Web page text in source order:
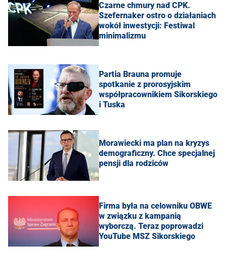
Czarne chmury nad CPK.
Szefernaker ostro o działaniach
wokół inwestycji: Festiwal
minimalizmu
Partia Brauna promuje
spotkanie z prorosyjskim
współpracownikiem Sikorskiego
i Tuska
Morawiecki ma plan na kryzys
demograficzny. Chce specjalnej
pensji dla rodziców
Firma była na celowniku OBWE
w związku z kampanią
wyborczą. Teraz poprowadzi
YouTube MSZ Sikorskiego